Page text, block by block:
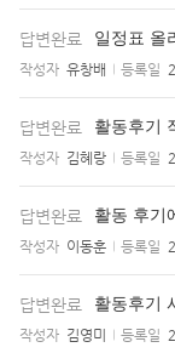
답변완료 일정표 올
작성자 유창배 등록일
답변완료
작성자 김혜랑 등록일
답변완료 활동 후기
작성자 이동훈 등록일
답변완료 활동후기
작성자 김영미 등록일